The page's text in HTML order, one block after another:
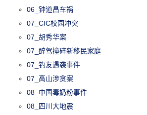
06_钟道昌车祸
07_CIC校园冲突
07_胡秀华案
07_醉驾撞碎新移民家庭
07_钓友遇袭事件
07_高山涉贪案
08_中国毒奶粉事件
08_四川大地震